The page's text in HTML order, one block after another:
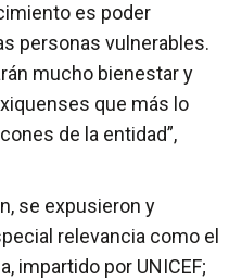
es poder
personas vulnerables.
mucho bienestar y
que más lo
de la entidad”,
se expusieron y
relevancia como el
impartido por UNICEF;